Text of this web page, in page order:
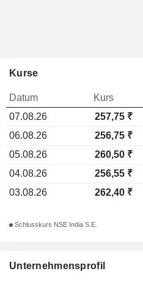
Unternehmensprofil
Kurse
Datum Kurs
07.08.26
257,75 ₹
06.08.26
256,75 ₹
05.08.26
260,50 ₹
04.08.26
256,55 ₹
03.08.26
262,40 ₹
Schlusskurs NSE India S.E.